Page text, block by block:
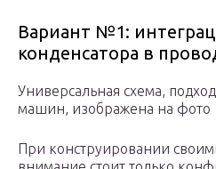
Вариант №1:
конденсатора в
Универсальная схема,
машин, изображена на фото
При конструировании